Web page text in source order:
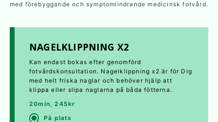
med förebyggande och symptomlindrande medicinsk fotvård.
NAGELKLIPPNING X2
Kan endast bokas efter genomförd
fotvårdskonsultation. Nagelklippning x2 är för Dig
med helt friska naglar och behöver hjälp att
klippa eller slipa naglarna på båda fötterna.
20min, 245kr
På plats